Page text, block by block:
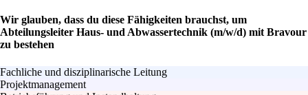
Wir glauben, dass du diese Fähigkeiten brauchst, um
Abteilungsleiter Haus- und Abwassertechnik (m/w/d) mit Bravour
zu bestehen
Fachliche und disziplinarische Leitung
Projektmanagement